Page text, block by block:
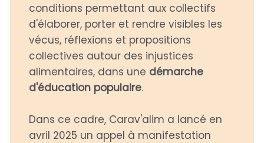
conditions permettant aux collectifs
d'élaborer, porter et rendre visibles les
vécus, réflexions et propositions
collectives autour des injustices
alimentaires, dans une démarche
d'éducation populaire.
Dans ce cadre, Carav'alim a lancé en
avril 2025 un appel à manifestation